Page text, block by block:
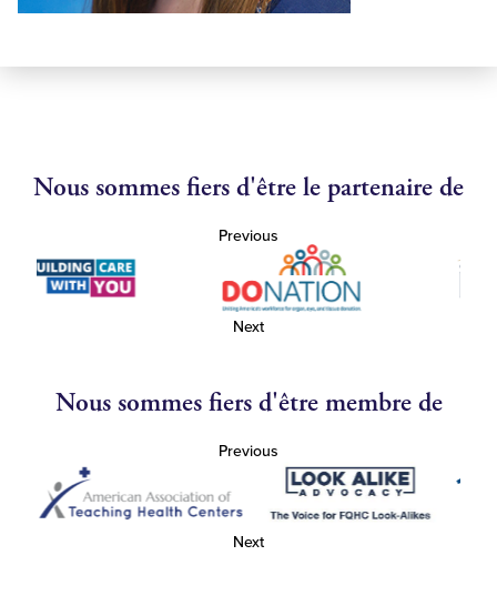
Nous sommes fiers d'être le partenaire de
Previous
Next
Nous sommes fiers d'être membre de
Previous
Next